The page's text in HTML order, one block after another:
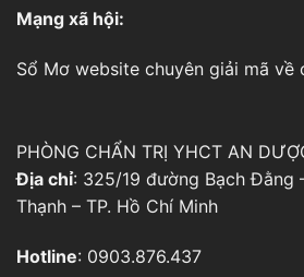
Mạng xã hội:
Sổ Mơ website chuyên giải mã về
PHÒNG CHẨN TRỊ YHCT AN
Địa chỉ: 325/19 đường Bạch Đằng
Thạnh – TP. Hồ Chí Minh
Hotline: 0903.876.437